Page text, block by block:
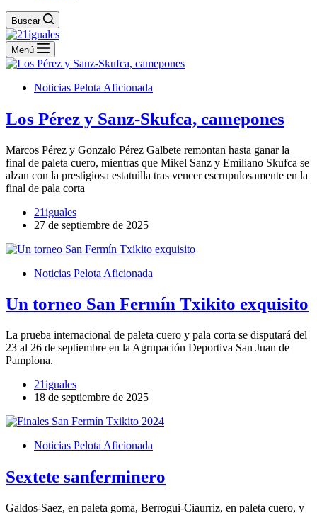
Buscar
Menú
Noticias Pelota Aficionada
Los Pérez y Sanz-Skufca, camepones
Marcos Pérez y Gonzalo Pérez Galbete remontan hasta ganar la
final de paleta cuero, mientras que Mikel Sanz y Emiliano Skufca se
alzan con la prestigiosa estatuilla tras vencer escrupulosamente en la
final de pala corta
21iguales
27 de septiembre de 2025
Noticias Pelota Aficionada
Un torneo San Fermín Txikito exquisito
La prueba internacional de paleta cuero y pala corta se disputará del
23 al 26 de septiembre en la Agrupación Deportiva San Juan de
Pamplona.
21iguales
18 de septiembre de 2025
Noticias Pelota Aficionada
Sextete sanferminero
Galdos-Saez, en paleta goma, Berrogui-Ciaurriz, en paleta cuero, y